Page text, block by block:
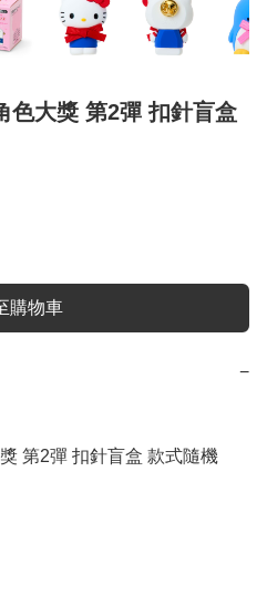
色大獎 第2彈 扣針盲盒
購物車
−
第2彈 扣針盲盒 款式隨機